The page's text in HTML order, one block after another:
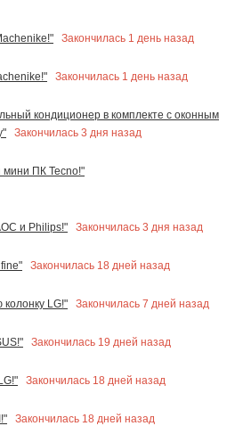
Закончилась 1 день назад
Закончилась 1 день назад
кондиционер в комплекте с оконным
Закончилась 3 дня назад
мини ПК Tecno!"
и Philips!"
Закончилась 3 дня назад
Закончилась 18 дней назад
LG!"
Закончилась 7 дней назад
Закончилась 19 дней назад
Закончилась 18 дней назад
Закончилась 18 дней назад